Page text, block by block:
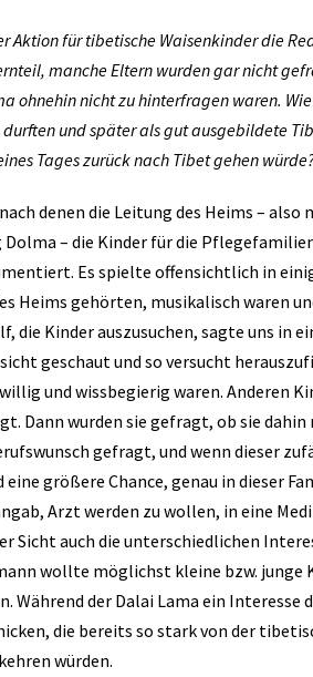
Aktion für tibetische Waisenkinder die
manche Eltern wurden gar nicht
ohnehin nicht zu hinterfragen waren.
durften und später als gut ausgebildete
Tages zurück nach Tibet gehen
denen die Leitung des Heims –
Dolma – die Kinder für die
Es spielte offensichtlich in
Heims gehörten, musikalisch waren
die Kinder auszusuchen, sagte uns in
geschaut und so versucht
und wissbegierig waren. Anderen
Dann wurden sie gefragt, ob sie
gefragt, und wenn dieser
eine größere Chance, genau in dieser
Arzt werden zu wollen, in eine
Sicht auch die unterschiedlichen
wollte möglichst kleine bzw. junge
Während der Dalai Lama ein
die bereits so stark von der
würden.